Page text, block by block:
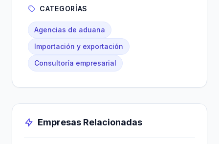
CATEGORÍAS
Agencias de aduana
Importación y exportación
Consultoría empresarial
Empresas Relacionadas